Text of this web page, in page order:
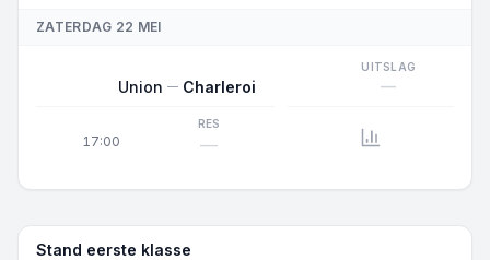
ZATERDAG 22 MEI
17:00
Union Charleroi
UITSLAG
—
RES
—
Stand eerste klasse